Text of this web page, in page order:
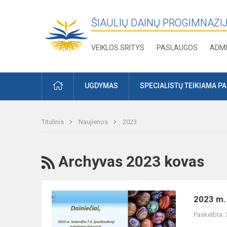
ŠIAULIŲ DAINŲ
VEIKLOS SRITYS PASLAUGOS
PRADŽIAUGDYMAS SPECIALISTŲ TEIKIAMA
Titulinis Naujienos 2023
RSS
Archyvas 2023 kovas
2023
m.
balandžio
2023
Paskelbta: